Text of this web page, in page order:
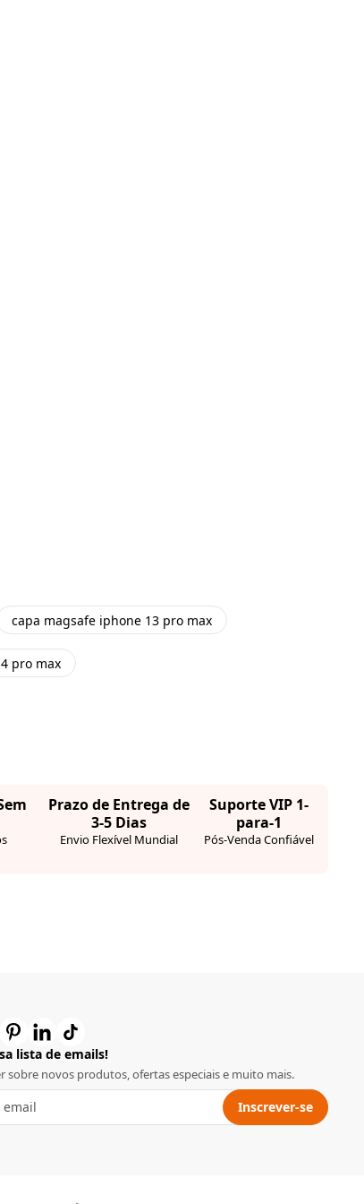
capa magsafe iphone 13 pro max
pro max
Prazo de Entrega de
3-5 Dias
Envio Flexível Mundial
Suporte VIP 1-
para-1
Pós-Venda Confiável
lista de emails!
sobre novos produtos, ofertas especiais e muito mais.
Inscrever-se